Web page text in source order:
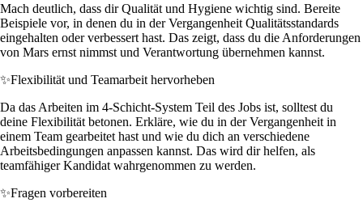
Mach deutlich, dass dir Qualität und Hygiene wichtig sind. Bereite
Beispiele vor, in denen du in der Vergangenheit Qualitätsstandards
eingehalten oder verbessert hast. Das zeigt, dass du die Anforderungen
von Mars ernst nimmst und Verantwortung übernehmen kannst.
✨Flexibilität und Teamarbeit hervorheben
Da das Arbeiten im 4-Schicht-System Teil des Jobs ist, solltest du
deine Flexibilität betonen. Erkläre, wie du in der Vergangenheit in
einem Team gearbeitet hast und wie du dich an verschiedene
Arbeitsbedingungen anpassen kannst. Das wird dir helfen, als
teamfähiger Kandidat wahrgenommen zu werden.
✨Fragen vorbereiten